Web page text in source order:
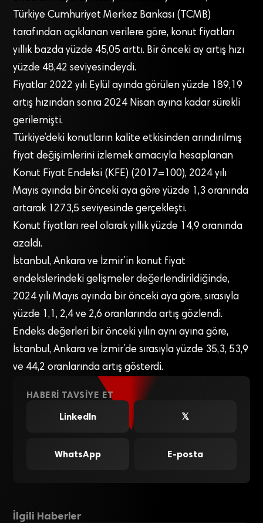
Türkiye Cumhuriyet Merkez Bankası (TCMB)
tarafından açıklanan verilere göre, konut fiyatları
yıllık bazda yüzde 45,05 arttı. Bir önceki ay artış hızı
yüzde 48,42 seviyesindeydi.
Fiyatlar 2022 yılı Eylül ayında görülen yüzde 189,19
artış hızından sonra 2024 Nisan ayına kadar sürekli
gerilemişti.
Türkiye’deki konutların kalite etkisinden arındırılmış
fiyat değişimlerini izlemek amacıyla hesaplanan
Konut Fiyat Endeksi (KFE) (2017=100), 2024 yılı
Mayıs ayında bir önceki aya göre yüzde 1,3 oranında
artarak 1273,5 seviyesinde gerçekleşti.
Konut fiyatları reel olarak yıllık yüzde 14,9 oranında
azaldı.
İstanbul, Ankara ve İzmir’in konut fiyat
endekslerindeki gelişmeler değerlendirildiğinde,
2024 yılı Mayıs ayında bir önceki aya göre, sırasıyla
yüzde 1,1, 2,4 ve 2,6 oranlarında artış gözlendi.
Endeks değerleri bir önceki yılın aynı ayına göre,
İstanbul, Ankara ve İzmir’de sırasıyla yüzde 35,3, 53,9
ve 44,2 oranlarında artış gösterdi.
HABERI TAVSIYE ET
LinkedIn
𝕏
WhatsApp E-posta
İlgili Haberler